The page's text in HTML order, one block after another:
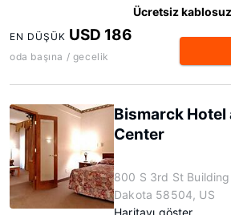
Ücretsiz
EN DÜŞÜK USD 186
oda başına / gecelik
Bismarck
Center
800 S 3rd St
Dakota 58504, US
Haritayı göster